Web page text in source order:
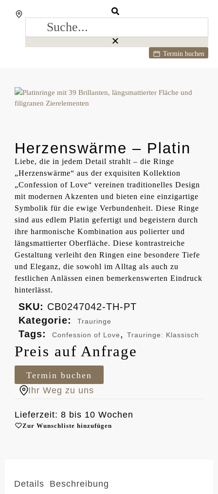
Termin buchen
Herzenswärme – Platin
Liebe, die in jedem Detail strahlt – die Ringe
„Herzenswärme“ aus der exquisiten Kollektion
„Confession of Love“ vereinen traditionelles Design
mit modernen Akzenten und bieten eine einzigartige
Symbolik für die ewige Verbundenheit. Diese Ringe
sind aus edlem Platin gefertigt und begeistern durch
ihre harmonische Kombination aus polierter und
längsmattierter Oberfläche. Diese kontrastreiche
Gestaltung verleiht den Ringen eine besondere Tiefe
und Eleganz, die sowohl im Alltag als auch zu
festlichen Anlässen einen bemerkenswerten Eindruck
hinterlässt.
SKU: CB0247042-TH-PT
Kategorie:
Trauringe
Tags: Confession of Love, Trauringe: Klassisch
Preis auf Anfrage
Termin buchen
Ihr Weg zu uns
Lieferzeit: 8 bis 10 Wochen
Zur Wunschliste hinzufügen
Details Beschreibung